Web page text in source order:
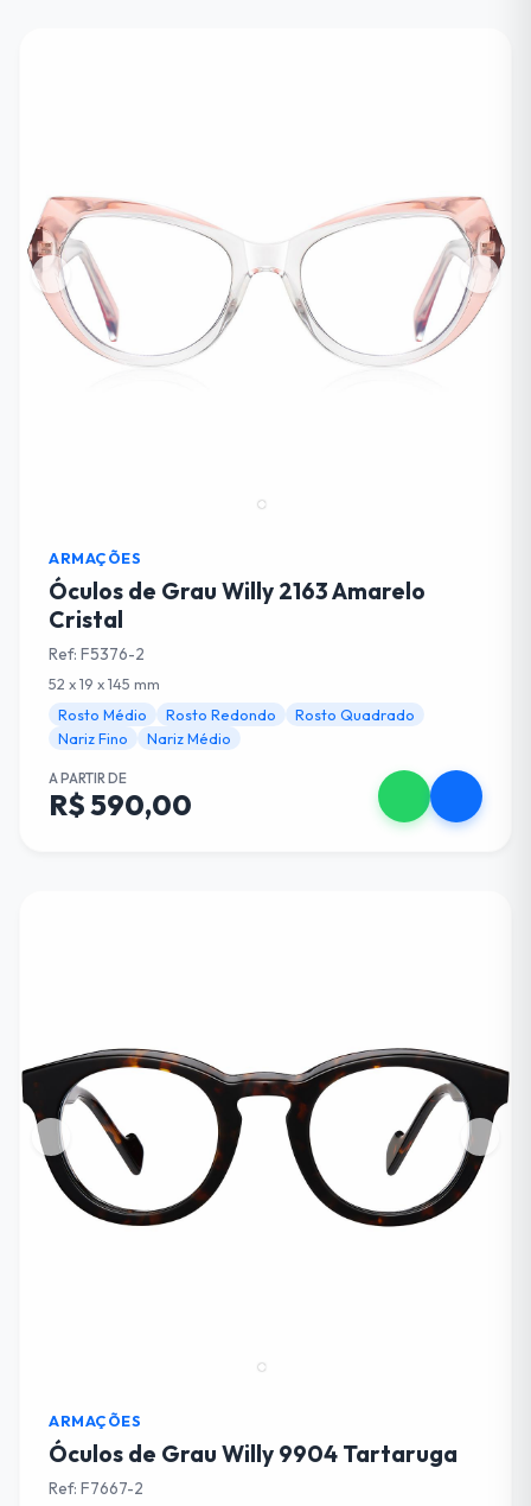
ARMAÇÕES
Óculos de Grau Willy 2163 Amarelo
Cristal
Ref: F5376-2
52 x 19 x 145 mm
Rosto Médio
Rosto Redondo
Rosto Quadrado
Nariz Fino
Nariz Médio
A PARTIR DE
R$ 590,00
ARMAÇÕES
Óculos de Grau Willy 9904 Tartaruga
Ref: F7667-2